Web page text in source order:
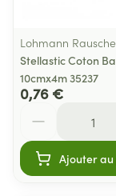
Lohmann
Stellastic Coton
10cmx4m 35237
0,76 €
Ajouter